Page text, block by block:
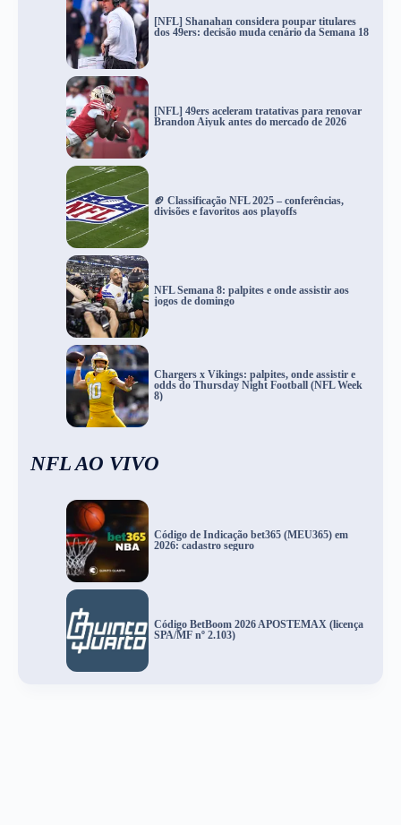
[NFL] Shanahan considera poupar titulares
dos 49ers: decisão muda cenário da Semana 18
[NFL] 49ers aceleram tratativas para renovar
Brandon Aiyuk antes do mercado de 2026
🏈 Classificação NFL 2025 – conferências,
divisões e favoritos aos playoffs
NFL Semana 8: palpites e onde assistir aos
jogos de domingo
Chargers x Vikings: palpites, onde assistir e
odds do Thursday Night Football (NFL Week
8)
NFL AO VIVO
Código de Indicação bet365 (MEU365) em
2026: cadastro seguro
Código BetBoom 2026 APOSTEMAX (licença
SPA/MF nº 2.103)